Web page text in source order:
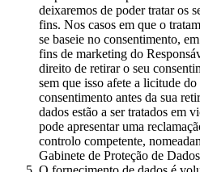
deixaremos de poder tratar os
fins. Nos casos em que o
se baseie no consentimento,
fins de marketing do
direito de retirar o seu
sem que isso afete a licitude
consentimento antes da sua
dados estão a ser tratados em
pode apresentar uma
controlo competente,
Gabinete de Proteção de